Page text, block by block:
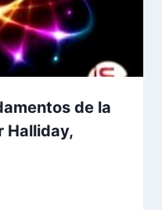
de la
Halliday,